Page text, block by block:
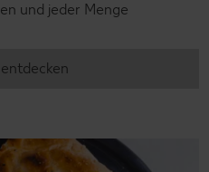
und jeder Menge